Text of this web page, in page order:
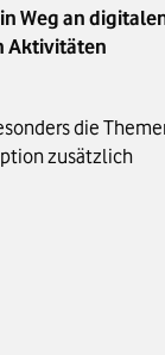
Weg an
Aktivitäten
die
zusätzlich